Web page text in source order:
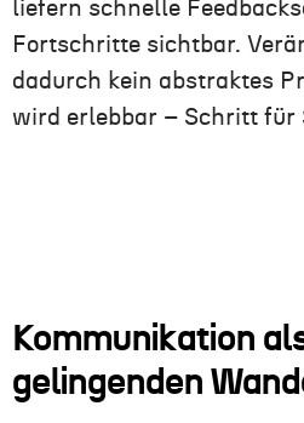
liefern schnelle
Fortschritte sichtbar.
dadurch kein abstraktes
wird erlebbar – Schritt für
Kommunikation
gelingenden